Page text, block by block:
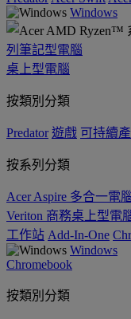
Windows
列筆記型電腦
桌上型電腦
按類別分類
Predator 遊戲 可持續
按系列分類
Acer Aspire 多合一電
Veriton 商務桌上型電
工作站 Add-In-One
Windows
Chromebook
按類別分類